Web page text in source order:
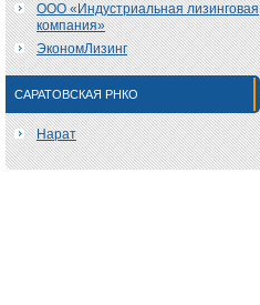
ООО «Индустриальная лизинговая
компания»
ЭкономЛизинг
САРАТОВСКАЯ РНКО
Нарат